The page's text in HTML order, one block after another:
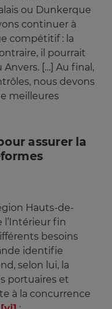
ou Dunkerque
continuer à
compétitif : la
il pourrait
[…] Au final,
nous devons
meilleures
assurer la
Hauts-de-
l’Intérieur fin
besoins
identifie
selon lui, la
portuaires et
à la concurrence